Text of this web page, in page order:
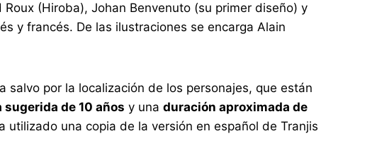
(Hiroba), Johan Benvenuto (su primer diseño) y
y francés. De las ilustraciones se encarga Alain
por la localización de los personajes, que están
sugerida de 10 años y unaduración aproximada de
utilizado una copia de la versión en español de Tranjis